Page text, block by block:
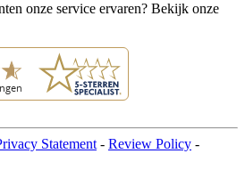
onze service ervaren? Bekijk onze
Statement - Review Policy -